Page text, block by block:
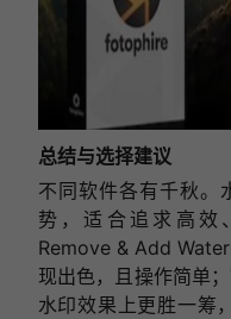
总结与选择建议
不同软件各有千秋。
势，适合追求高效
Remove & Add
现出色，且操作简单
水印效果上更胜一筹